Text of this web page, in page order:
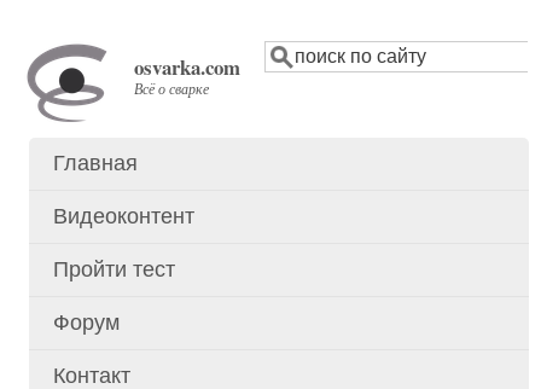
основному
содержанию
Поиск
osvarka.com
Всё о сварке
Основное
Главная
Видеоконтент
Пройти тест
Форум
Контакт